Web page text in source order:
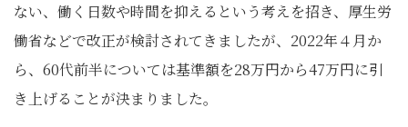
ない、働く日数や時間を抑えるという考えを招き、厚生労
働省などで改正が検討されてきましたが、2022年４月か
ら、60代前半については基準額を28万円から47万円に引
き上げることが決まりました。